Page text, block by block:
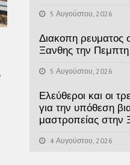
5 Αυγούστου, 2026
Διακοπη ρευματος
Ξανθης την Πεμπτη
5 Αυγούστου, 2026
Ελεύθεροι και οι
για την υπόθεση
μαστροπείας στην
4 Αυγούστου, 2026